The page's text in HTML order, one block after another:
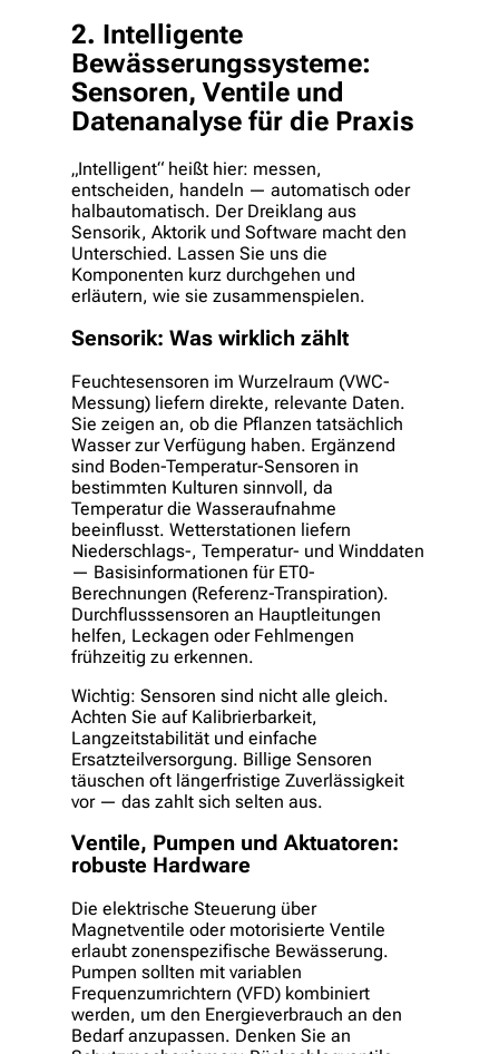
2. Intelligente
Bewässerungssysteme:
Sensoren, Ventile und
Datenanalyse für die Praxis
„Intelligent“ heißt hier: messen,
entscheiden, handeln — automatisch oder
halbautomatisch. Der Dreiklang aus
Sensorik, Aktorik und Software macht den
Unterschied. Lassen Sie uns die
Komponenten kurz durchgehen und
erläutern, wie sie zusammenspielen.
Sensorik: Was wirklich zählt
Feuchtesensoren im Wurzelraum (VWC-
Messung) liefern direkte, relevante Daten.
Sie zeigen an, ob die Pflanzen tatsächlich
Wasser zur Verfügung haben. Ergänzend
sind Boden-Temperatur-Sensoren in
bestimmten Kulturen sinnvoll, da
Temperatur die Wasseraufnahme
beeinflusst. Wetterstationen liefern
Niederschlags-, Temperatur- und Winddaten
— Basisinformationen für ET0-
Berechnungen (Referenz-Transpiration).
Durchflusssensoren an Hauptleitungen
helfen, Leckagen oder Fehlmengen
frühzeitig zu erkennen.
Wichtig: Sensoren sind nicht alle gleich.
Achten Sie auf Kalibrierbarkeit,
Langzeitstabilität und einfache
Ersatzteilversorgung. Billige Sensoren
täuschen oft längerfristige Zuverlässigkeit
vor — das zahlt sich selten aus.
Ventile, Pumpen und Aktuatoren:
robuste Hardware
Die elektrische Steuerung über
Magnetventile oder motorisierte Ventile
erlaubt zonenspezifische Bewässerung.
Pumpen sollten mit variablen
Frequenzumrichtern (VFD) kombiniert
werden, um den Energieverbrauch an den
Bedarf anzupassen. Denken Sie an